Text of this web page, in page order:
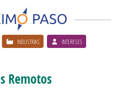
INDUSTRIAS INTERESES
Remotos